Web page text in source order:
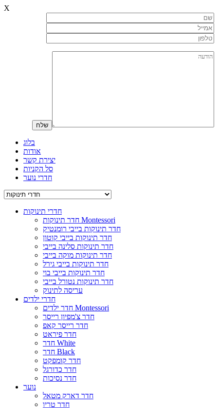
X
בלוג
אודות
יצירת קשר
סל הקניות
חדרי נוער
חדרי תינוקות
חדר תינוקות Montessori
חדר תינוקות בייבי רומנטיק
חדר תינוקות בייבי קוטון
חדר תינוקות סלינה בייבי
חדר תינוקות מוקה בייבי
חדר תינוקות בייבי גירל
חדר תינוקות בייבי בוי
חדר תינוקות נטורל בייבי
עריסה לתינוק
חדרי ילדים
חדר ילדים Montessori
חדר צ'מפיון רייסר
חדר רייסר קאפ
חדר פיראט
חדר White
חדר Black
חדר קומפקט
חדר כדורגל
חדר נסיכות
נוער
חדר דארק מטאל
חדר טריו